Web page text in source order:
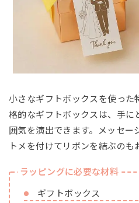
小さなギフトボックスを使った
格的なギフトボックスは、手に
囲気を演出できます。メッセー
トメを付けてリボンを結ぶのも
ラッピングに必要な材料
ギフトボックス